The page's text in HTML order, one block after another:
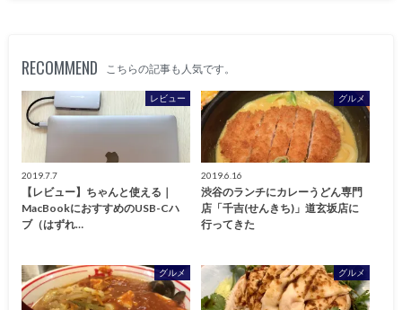
RECOMMEND こちらの記事も人気です。
レビュー
2019.7.7
【レビュー】ちゃんと使える｜
MacBookにおすすめのUSB-Cハ
ブ（はずれ…
グルメ
2019.6.16
渋谷のランチにカレーうどん専門
店「千吉(せんきち)」道玄坂店に
行ってきた
グルメ グルメ